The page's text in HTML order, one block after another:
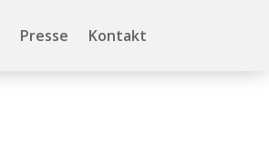
Presse Kontakt